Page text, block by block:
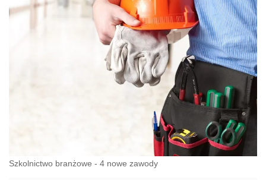
Szkolnictwo branżowe - 4 nowe zawody